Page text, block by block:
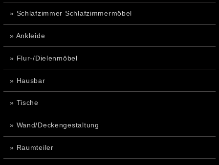
» Schlafzimmer Schlafzimmermöbel
» Ankleide
» Flur-/Dielenmöbel
» Hausbar
» Tische
» Wand/Deckengestaltung
» Raumteiler